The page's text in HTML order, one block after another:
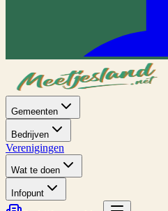
Gemeenten
Bedrijven
Verenigingen
Wat te doen
Infopunt